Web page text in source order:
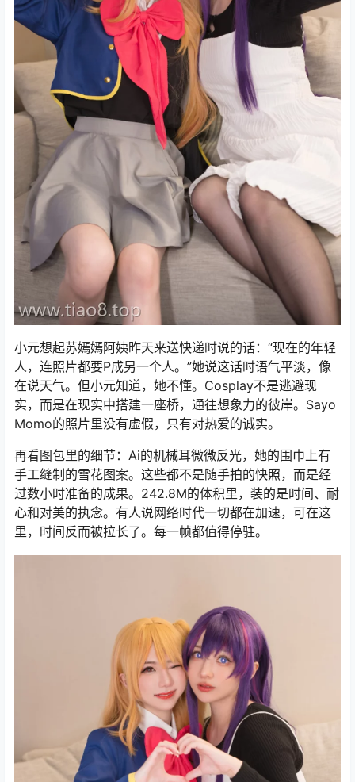
小元想起苏嫣嫣阿姨昨天来送快递时说的话：“现在的年轻
人，连照片都要P成另一个人。”她说这话时语气平淡，像
在说天气。但小元知道，她不懂。Cosplay不是逃避现
实，而是在现实中搭建一座桥，通往想象力的彼岸。Sayo
Momo的照片里没有虚假，只有对热爱的诚实。
再看图包里的细节：Ai的机械耳微微反光，她的围巾上有
手工缝制的雪花图案。这些都不是随手拍的快照，而是经
过数小时准备的成果。242.8M的体积里，装的是时间、耐
心和对美的执念。有人说网络时代一切都在加速，可在这
里，时间反而被拉长了。每一帧都值得停驻。